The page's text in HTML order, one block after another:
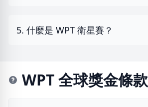
5. 什麼是 WPT 衛星賽？
WPT 全球獎金條款